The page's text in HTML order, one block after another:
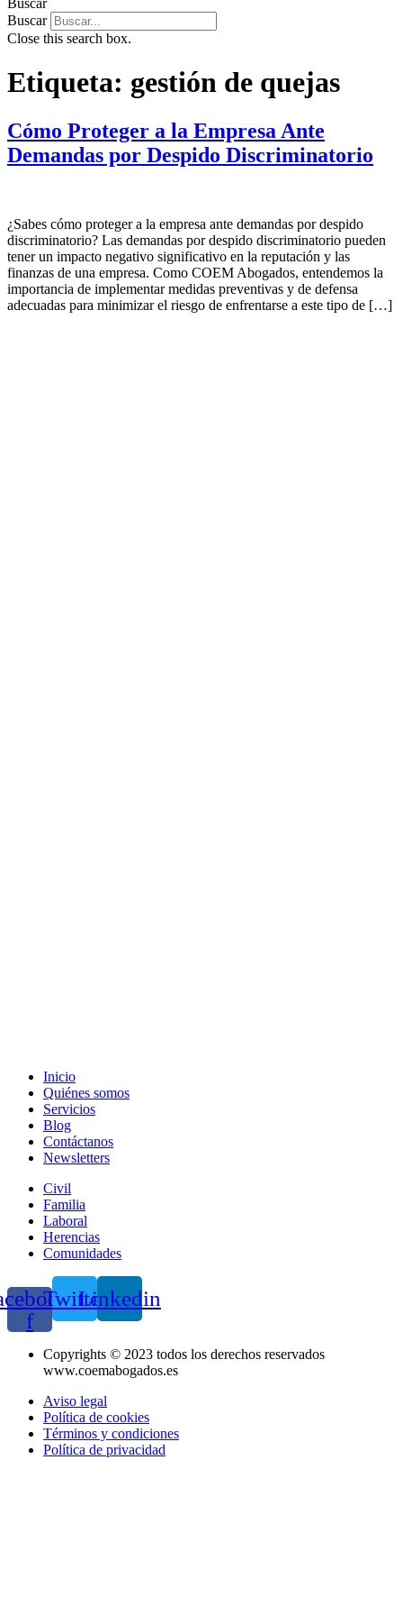
Buscar
Buscar
Close this search box.
Etiqueta: gestión de quejas
Cómo Proteger a la Empresa Ante
Demandas por Despido Discriminatorio
¿Sabes cómo proteger a la empresa ante demandas por despido
discriminatorio? Las demandas por despido discriminatorio pueden
tener un impacto negativo significativo en la reputación y las
finanzas de una empresa. Como COEM Abogados, entendemos la
importancia de implementar medidas preventivas y de defensa
adecuadas para minimizar el riesgo de enfrentarse a este tipo de […]
Inicio
Quiénes somos
Servicios
Blog
Contáctanos
Newsletters
Civil
Familia
Laboral
Herencias
Comunidades
f
TwitterLinkedin
Copyrights © 2023 todos los derechos reservados
www.coemabogados.es
Aviso legal
Política de cookies
Términos y condiciones
Política de privacidad